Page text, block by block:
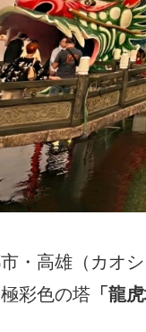
・高雄（カオ
彩色の塔 「龍